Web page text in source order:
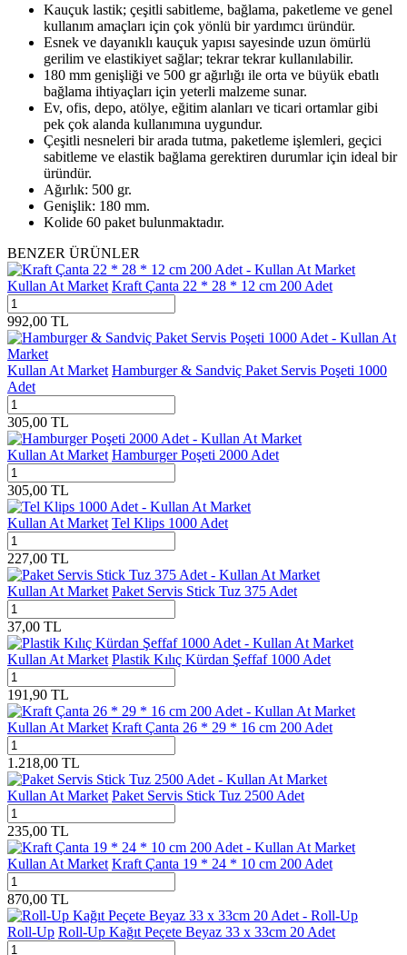
Kauçuk lastik; çeşitli sabitleme, bağlama, paketleme ve genel
kullanım amaçları için çok yönlü bir yardımcı üründür.
Esnek ve dayanıklı kauçuk yapısı sayesinde uzun ömürlü
gerilim ve elastikiyet sağlar; tekrar tekrar kullanılabilir.
180 mm genişliği ve 500 gr ağırlığı ile orta ve büyük ebatlı
bağlama ihtiyaçları için yeterli malzeme sunar.
Ev, ofis, depo, atölye, eğitim alanları ve ticari ortamlar gibi
pek çok alanda kullanımına uygundur.
Çeşitli nesneleri bir arada tutma, paketleme işlemleri, geçici
sabitleme ve elastik bağlama gerektiren durumlar için ideal bir
üründür.
Ağırlık: 500 gr.
Genişlik: 180 mm.
Kolide 60 paket bulunmaktadır.
BENZER ÜRÜNLER
Kullan At Market Kraft Çanta 22 * 28 * 12 cm 200 Adet
992,00 TL
Kullan At Market Hamburger & Sandviç Paket Servis Poşeti 1000
Adet
305,00 TL
Kullan At Market Hamburger Poşeti 2000 Adet
305,00 TL
Kullan At Market Tel Klips 1000 Adet
227,00 TL
Kullan At Market Paket Servis Stick Tuz 375 Adet
37,00 TL
Kullan At Market Plastik Kılıç Kürdan Şeffaf 1000 Adet
191,90 TL
Kullan At Market Kraft Çanta 26 * 29 * 16 cm 200 Adet
1.218,00 TL
Kullan At Market Paket Servis Stick Tuz 2500 Adet
235,00 TL
Kullan At Market Kraft Çanta 19 * 24 * 10 cm 200 Adet
870,00 TL
Roll-Up Roll-Up Kağıt Peçete Beyaz 33 x 33cm 20 Adet